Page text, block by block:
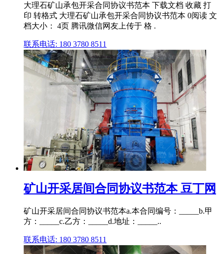
大理石矿山承包开采合同协议书范本 下载文档 收藏 打
印 转格式 大理石矿山承包开采合同协议书范本 0阅读 文
档大小： 4页 腾讯微信网友上传于 格 .
联系电话: 180 3780 8511
矿山开采居间合同协议书范本 豆丁网
矿山开采居间合同协议书范本a.本合同编号：_____b.甲
方：_____c.乙方：_____d.地址：_____..
联系电话: 180 3780 8511